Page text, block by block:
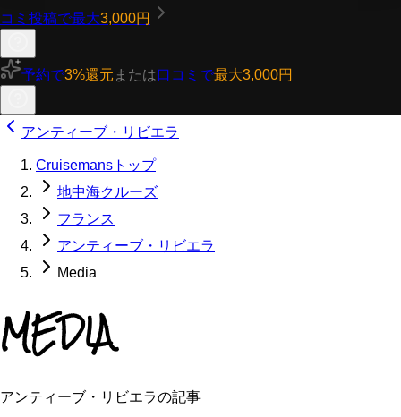
コミ投稿で最大3,000円
予約で3%還元 または口コミで最大3,000円
アンティーブ・リビエラ
Cruisemansトップ
地中海クルーズ
フランス
アンティーブ・リビエラ
Media
MEDIA
アンティーブ・リビエラの記事